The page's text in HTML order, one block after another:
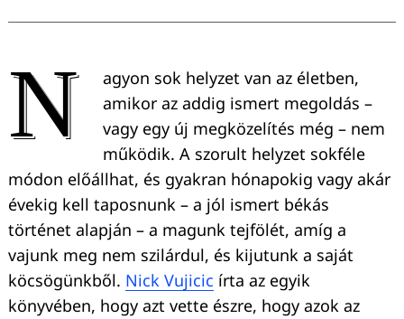
N
agyon sok helyzet van az életben,
amikor az addig ismert megoldás –
vagy egy új megközelítés még – nem
működik. A szorult helyzet sokféle
módon előállhat, és gyakran hónapokig vagy akár
évekig kell taposnunk – a jól ismert békás
történet alapján – a magunk tejfölét, amíg a
vajunk meg nem szilárdul, és kijutunk a saját
köcsögünkből. Nick Vujicic írta az egyik
könyvében, hogy azt vette észre, hogy azok az